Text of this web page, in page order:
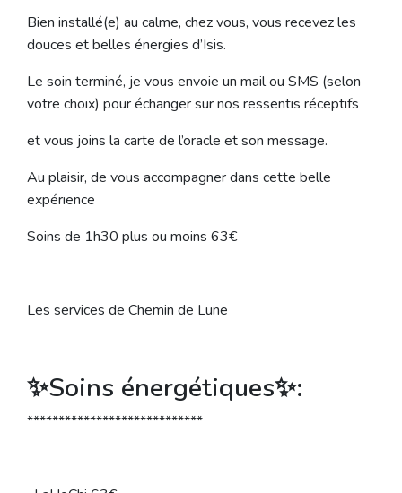
Bien installé(e) au calme, chez vous, vous recevez les
douces et belles énergies d’Isis.
Le soin terminé, je vous envoie un mail ou SMS (selon
votre choix) pour échanger sur nos ressentis réceptifs
et vous joins la carte de l’oracle et son message.
Au plaisir, de vous accompagner dans cette belle
expérience
Soins de 1h30 plus ou moins 63€
Les services de Chemin de Lune
✨Soins énergétiques✨:
****************************